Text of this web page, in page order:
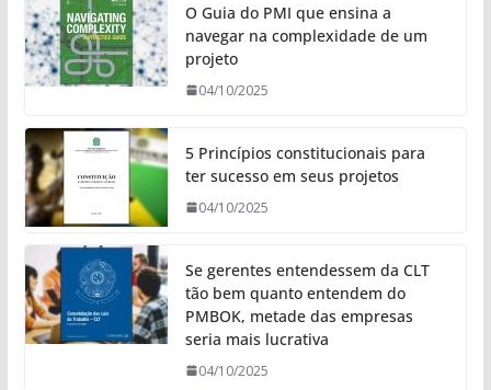
O Guia do PMI que ensina a
navegar na complexidade de um
projeto
04/10/2025
5 Princípios constitucionais para
ter sucesso em seus projetos
04/10/2025
Se gerentes entendessem da CLT
tão bem quanto entendem do
PMBOK, metade das empresas
seria mais lucrativa
04/10/2025